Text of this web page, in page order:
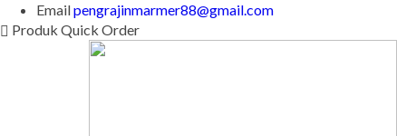
Emailpengrajinmarmer88@gmail.com
Produk Quick Order